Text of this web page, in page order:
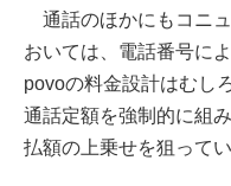
通話のほかにもコニ
おいては、電話番号に
povoの料金設計はむし
通話定額を強制的に組
払額の上乗せを狙って